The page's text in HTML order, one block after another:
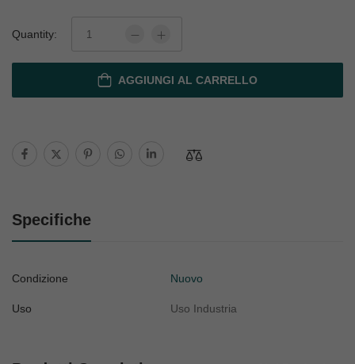
Quantity:
AGGIUNGI AL CARRELLO
Specifiche
Condizione Nuovo
Uso Uso Industria